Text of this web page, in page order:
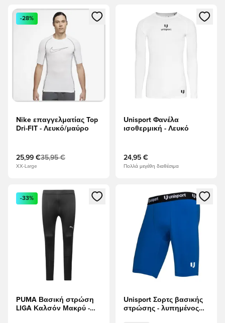
Ανοίγει ένα Modal για να συνδεθείτε ή να εγγραφείτε ως
-28%
Nike επαγγελματίας Top
Dri-FIT - Λευκό/μαύρο
25,99 €35,95 €
XX-Large
Ανοίγει ένα Modal για να
Unisport Φανέλα
ισοθερμική - Λευκό
24,95 €
Πολλά μεγέθη διαθέσιμα
Ανοίγει ένα Modal για να συνδεθείτε ή να εγγραφείτε ως
-33%
PUMA Βασική στρώση
LIGA Καλσόν Μακρύ -
Ανοίγει ένα Modal για να
Unisport Σορτς βασικής
στρώσης - λυπημένος